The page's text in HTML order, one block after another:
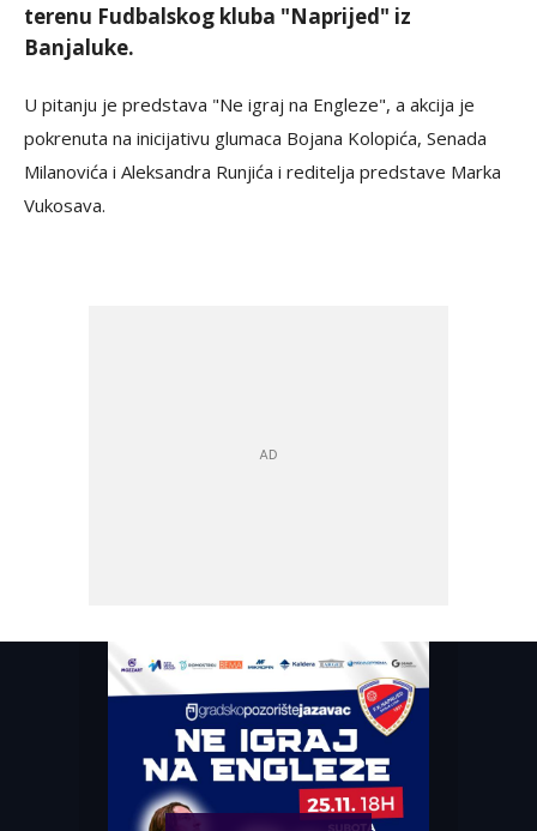
terenu Fudbalskog kluba "Naprijed" iz
Banjaluke.
U pitanju je predstava "Ne igraj na Engleze", a akcija je
pokrenuta na inicijativu glumaca Bojana Kolopića, Senada
Milanovića i Aleksandra Runjića i reditelja predstave Marka
Vukosava.